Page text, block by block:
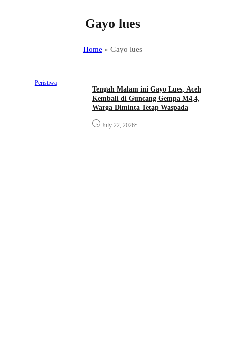
Gayo lues
Home » Gayo lues
Peristiwa
Tengah Malam ini Gayo Lues, Aceh
Kembali di Guncang Gempa M4,4,
Warga Diminta Tetap Waspada
July 22, 2026•